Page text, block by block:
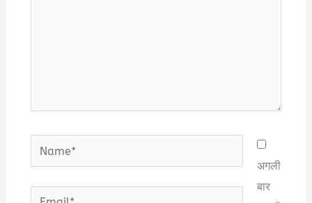
Name*
Email*
अगली
बार